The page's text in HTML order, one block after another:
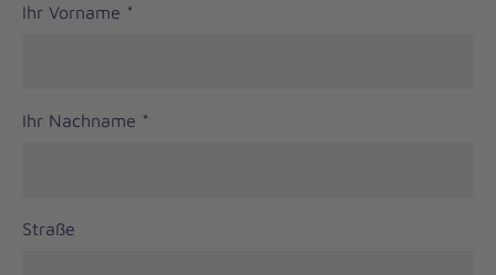
Ihr Vorname *
Ihr Nachname *
Straße